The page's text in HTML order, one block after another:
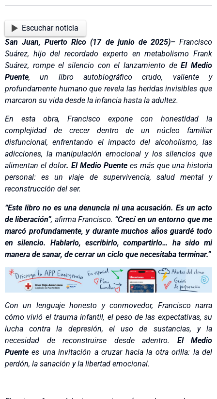
Escuchar noticia
San Juan, Puerto Rico (17 de junio de 2025)–Francisco
Suárez, hijo del recordado experto en metabolismo Frank
Suárez, rompe el silencio con el lanzamiento deEl Medio
Puente, un libro autobiográfico crudo, valiente y
profundamente humano que revela las heridas invisibles que
marcaron su vida desde la infancia hasta la adultez.
En esta obra, Francisco expone con honestidad la
complejidad de crecer dentro de un núcleo familiar
disfuncional, enfrentando el impacto del alcoholismo, las
adicciones, la manipulación emocional y los silencios que
alimentan el dolor. El Medio Puente es más que una historia
personal: es un viaje de supervivencia, salud mental y
reconstrucción del ser.
“Este libro no es una denuncia ni una acusación. Es un acto
de liberación”, afirma Francisco. “Crecí en un entorno que me
marcó profundamente, y durante muchos años guardé todo
en silencio. Hablarlo, escribirlo, compartirlo… ha sido mi
manera de sanar, de cerrar un ciclo que necesitaba terminar.”
Con un lenguaje honesto y conmovedor, Francisco narra
cómo vivió el trauma infantil, el peso de las expectativas, su
lucha contra la depresión, el uso de sustancias, y la
necesidad de reconstruirse desde adentro. El Medio
Puente es una invitación a cruzar hacia la otra orilla: la del
perdón, la sanación y la libertad emocional.